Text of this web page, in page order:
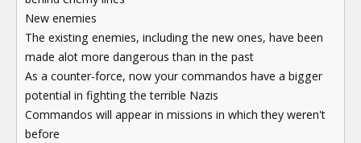
New enemies
The existing enemies, including the new ones, have been
made alot more dangerous than in the past
As a counter-force, now your commandos have a bigger
potential in fighting the terrible Nazis
Commandos will appear in missions in which they weren't
before